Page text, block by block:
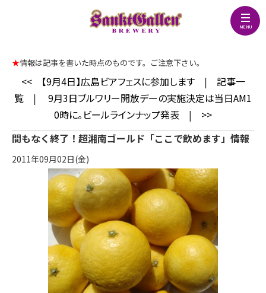
★情報は記事を書いた時点のものです。ご注意下さい。
<< 【9月4日】広島ビアフェスに参加します| 記事一
覧 |
9月3日ブルワリー開放デーの実施決定は当日AM1
0時に。ビールラインナップ発表 | >>
間もなく終了！超湘南ゴールド「ここで飲めます」情報
2011年09月02日(金)